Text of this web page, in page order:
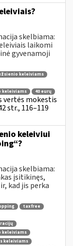
skelbiama:
laikomi
gyvenamoji
keleiviams
keleiviams 40 eurų
vertės mokestis
str., 116–119
keleiviui
skelbiama:
įsitikinęs,
kad jis perka
taxfree
keleiviams
keleiviams